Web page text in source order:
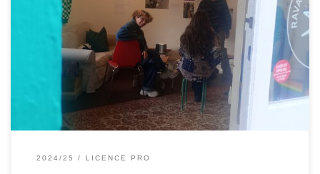
Le groupe de licence professionnelle « Plaine Rebelle »,
composé de Liam, Vincent, Elga et Rachel, proposait jeudi 3 avril
un vernissage en collaboration avec Ravages au 1 Rue des Trois
Mages, le 3 avril. Cet évènement festif marquait la fin de leur
projet tuteuré de territoire. Il s’est déroulé de 18h […]
2024/25 LICENCE PRO